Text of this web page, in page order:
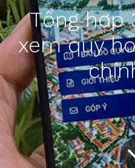
Tổng hợp
xem quy